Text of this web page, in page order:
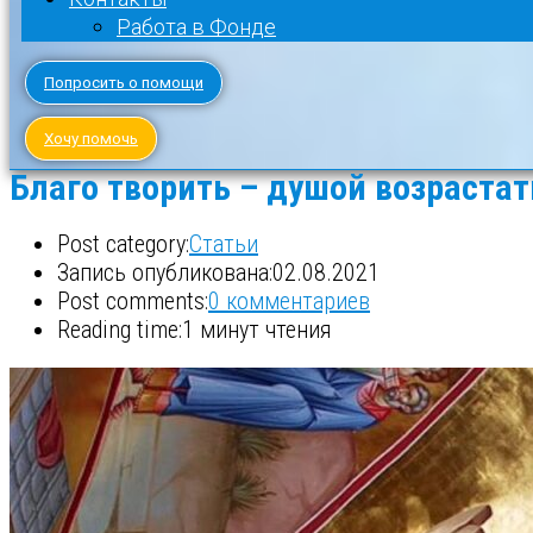
Работа в Фонде
Попросить о помощи
Хочу помочь
Благо творить – душой
Post category:Статьи
Запись опубликована:02.08.2021
Post comments:0 комментариев
Reading time:1 минут чтения